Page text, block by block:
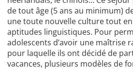
de tout âge (5 ans au minimum)
une toute nouvelle culture tout
aptitudes linguistiques. Pour
adolescents d’avoir une maîtrise
pour laquelle ils ont décidé de
vacances, plusieurs modèles de